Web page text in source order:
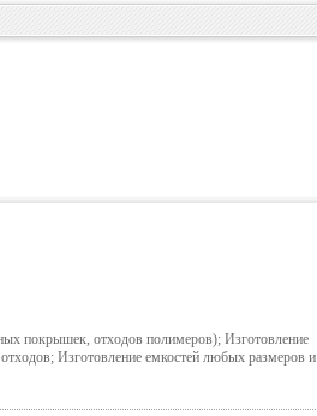
покрышек, отходов полимеров); Изготовление
Изготовление емкостей любых размеров и